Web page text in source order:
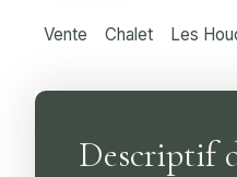
Vente Chalet Les
Descriptif